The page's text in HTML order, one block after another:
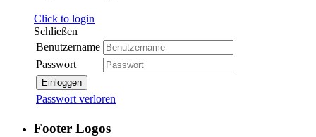
Click to login
Schließen
Benutzername
Passwort
Einloggen
Passwort verloren
Footer Logos